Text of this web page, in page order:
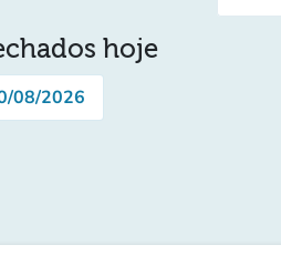
hoje
08/2026